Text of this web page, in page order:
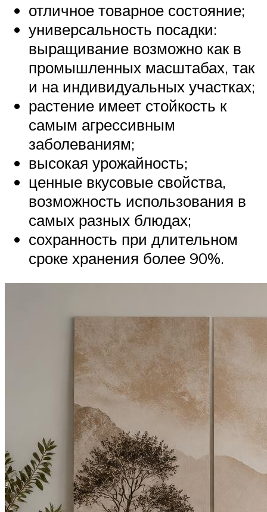
отличное товарное состояние;
универсальность посадки:
выращивание возможно как в
промышленных масштабах, так
и на индивидуальных участках;
растение имеет стойкость к
самым агрессивным
заболеваниям;
высокая урожайность;
ценные вкусовые свойства,
возможность использования в
самых разных блюдах;
сохранность при длительном
сроке хранения более 90%.